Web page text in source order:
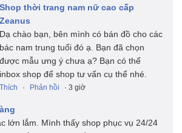
Shop thời trang nam nữ cao cấp
Zeanus
Dạ chào bạn, bên mình có bán đồ cho các
bác nam trung tuổi đó ạ. Bạn đã chọn
được mẫu ưng ý chưa ạ? Bạn có thể
inbox shop để shop tư vấn cụ thể nhé.
Thích · Phản hồi · 3 giờ
lớn lắm. Mình thấy shop phục vụ 24/24